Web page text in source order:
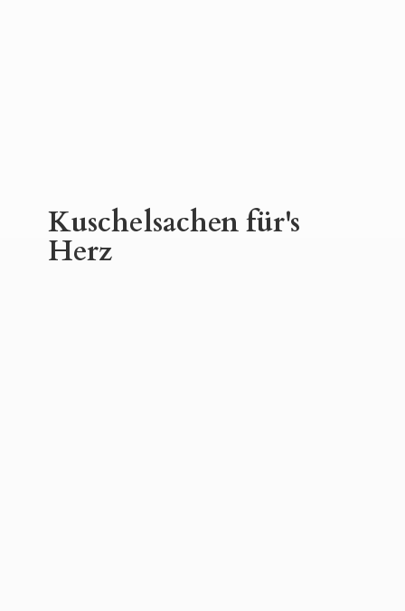
Kuschelsachen für's
Herz